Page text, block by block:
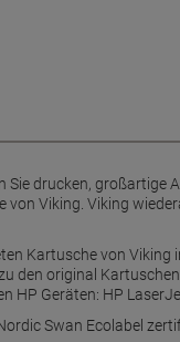
Sie drucken, großartige
von Viking. Viking
Kartusche von Viking
den original
HP Geräten: HP
Swan Ecolabel